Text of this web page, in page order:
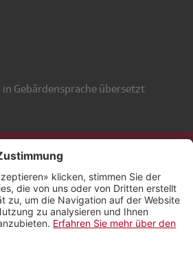
Gebärdensprache übersetzt